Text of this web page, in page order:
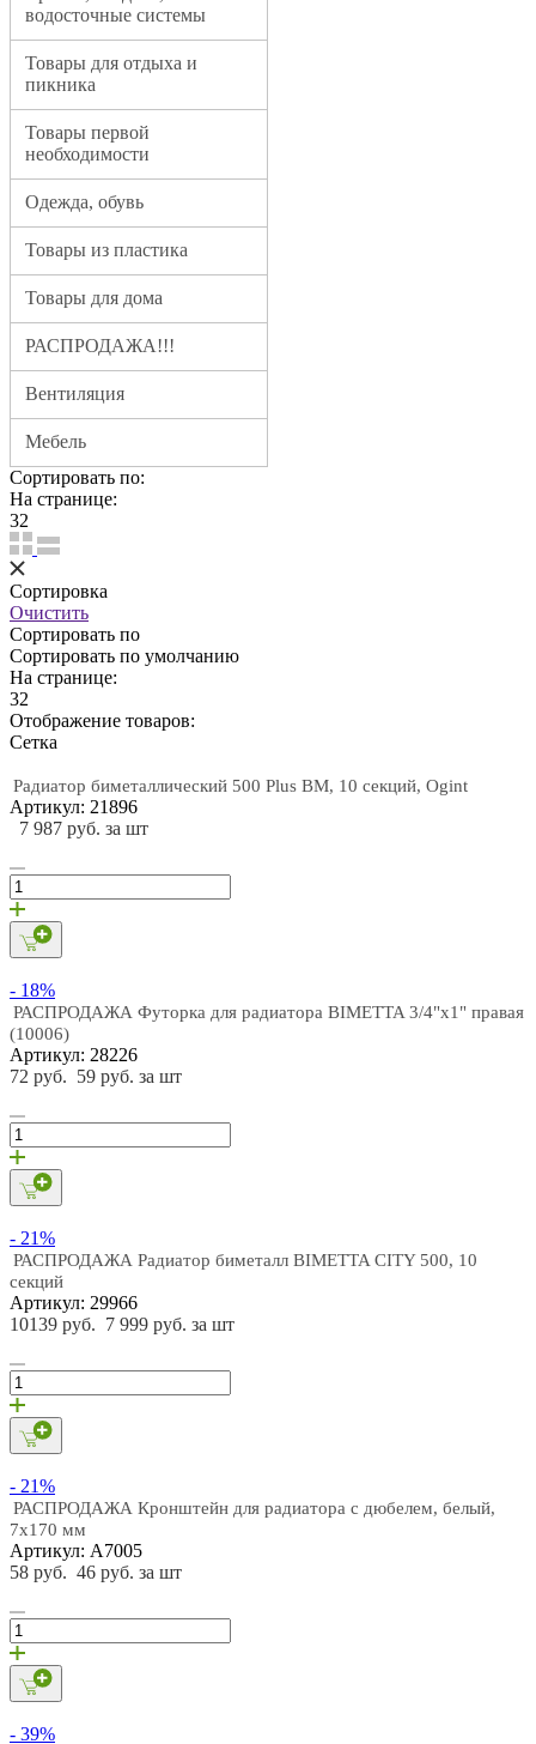
водосточные системы
Товары для отдыха и
пикника
Товары первой
необходимости
Одежда, обувь
Товары из пластика
Товары для дома
РАСПРОДАЖА!!!
Вентиляция
Мебель
Сортировать по:
На странице:
32
Сортировка
Очистить
Сортировать по
Сортировать по умолчанию
На странице:
32
Отображение товаров:
Cетка
Радиатор биметаллический 500 Plus BM, 10 секций, Ogint
Артикул: 21896
7 987 руб. за шт
- 18%
РАСПРОДАЖА Футорка для радиатора BIMETTA 3/4"х1" правая
(10006)
Артикул: 28226
72 руб. 59 руб. за шт
- 21%
РАСПРОДАЖА Радиатор биметалл BIMETTA CITY 500, 10
секций
Артикул: 29966
10139 руб. 7 999 руб. за шт
- 21%
РАСПРОДАЖА Кронштейн для радиатора с дюбелем, белый,
7х170 мм
Артикул: А7005
58 руб. 46 руб. за шт
- 39%